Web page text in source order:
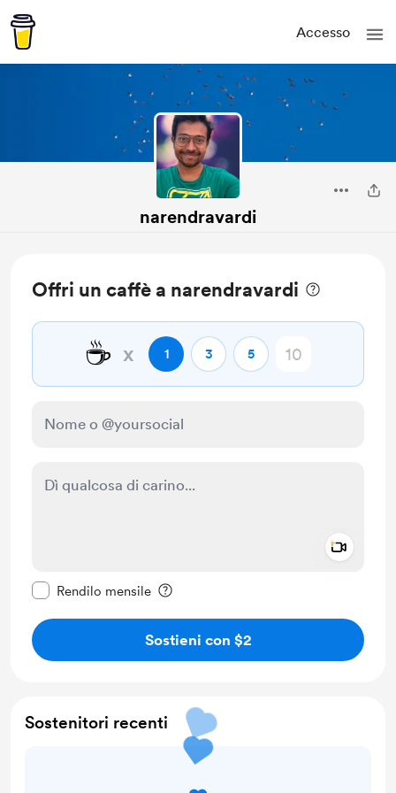
Accesso
narendravardi
Offri un caffè a narendravardi
☕ x 1 3 5
Rendilo mensile
Sostieni con $2
Sostenitori recenti